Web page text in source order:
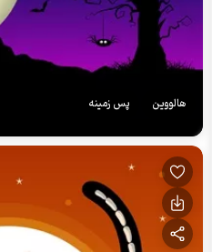
هالووین پس زمینه